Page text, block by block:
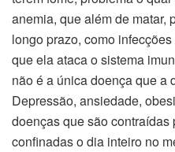
anemia, que além de matar,
longo prazo, como
que ela ataca o sistema
não é a única doença que a
Depressão, ansiedade,
doenças que são
confinadas o dia inteiro no